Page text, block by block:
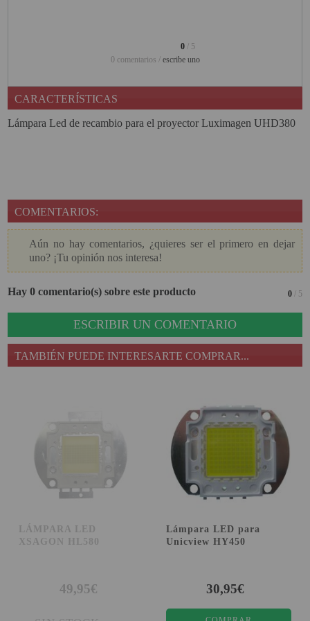
PROYECTOR FULLHD Y HD
PROYECTOR CON TDT
PROYECTOR DE TIRO
ULTRA CORTO
PROYECTOR PARA CINE EN
CASA
EDUCACION
PROYECTOR PARA EL
MUNDIAL 2026
PROYECTOR PARA FUTBOL
REACONDICIONADOS
¿QUÉ MODELO NECESITO?
TIPOS DE PROYECTOR
RECOMENDADOS
0 / 5
0 comentarios / escribe uno
CARACTERÍSTICAS
Lámpara Led de recambio para el proyector Luximagen UHD380
COMENTARIOS:
Aún no hay comentarios, ¿quieres ser el primero en dejar
uno? ¡Tu opinión nos interesa!
Hay 0 comentario(s) sobre este producto 0/ 5
ESCRIBIR UN COMENTARIO
TAMBIÉN PUEDE INTERESARTE COMPRAR...
LÁMPARA LED
XSAGON HL580
49,95€
Lámpara LED para
Unicview HY450
30,95€